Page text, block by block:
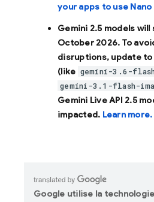
your apps to use Nano
Gemini 2.5 models will
October 2026. To
disruptions, update to
(like gemini-3.6-
gemini-3.1-flash-
Gemini Live API 2.5
impacted. Learn more.
Google utilise la